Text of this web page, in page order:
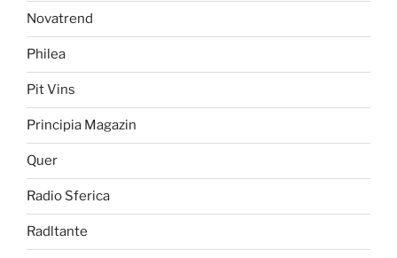
Novatrend
Philea
Pit Vins
Principia Magazin
Quer
Radio Sferica
Radltante